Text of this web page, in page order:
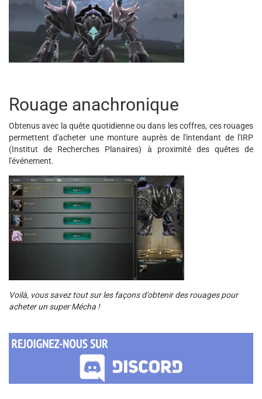
Rouage anachronique
Obtenus avec la quête quotidienne ou dans les coffres, ces rouages
permettent d'acheter une monture auprès de l'intendant de l'IRP
(Institut de Recherches Planaires) à proximité des quêtes de
l'événement.
Voilà, vous savez tout sur les façons d'obtenir des rouages pour
acheter un super Mécha !